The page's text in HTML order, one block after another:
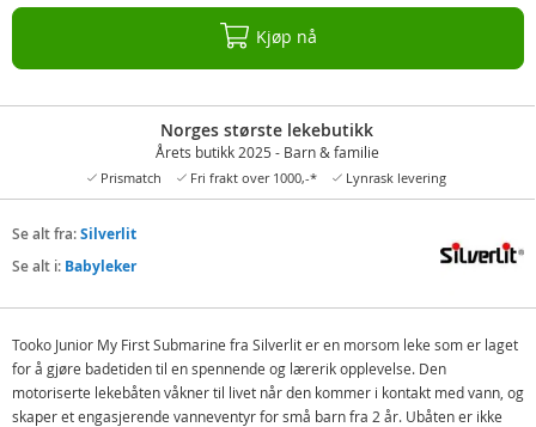
Kjøp nå
Norges største lekebutikk
Årets butikk 2025 - Barn & familie
Prismatch Fri frakt over 1000,-* Lynrask levering
Se alt fra:Silverlit
Se alt i: Babyleker
Tooko Junior My First Submarine fra Silverlit er en morsom leke som er laget
for å gjøre badetiden til en spennende og lærerik opplevelse. Den
motoriserte lekebåten våkner til livet når den kommer i kontakt med vann, og
skaper et engasjerende vanneventyr for små barn fra 2 år. Ubåten er ikke